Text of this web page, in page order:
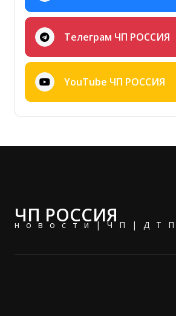
Телеграм ЧП РОССИЯ
YouTube ЧП РОССИЯ
ЧП РОССИЯ
новости|ЧП|ДТП